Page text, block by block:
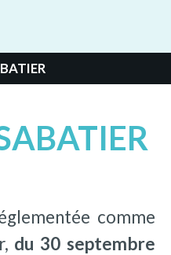
comme
du 30 septembre